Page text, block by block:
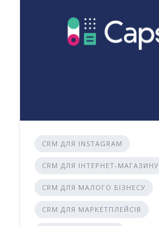
CRM ДЛЯ INSTAGRAM
CRM ДЛЯ ІНТЕРНЕТ-МАГАЗИНУ
CRM ДЛЯ МАЛОГО БІЗНЕСУ
CRM ДЛЯ МАРКЕТПЛЕЙСІВ